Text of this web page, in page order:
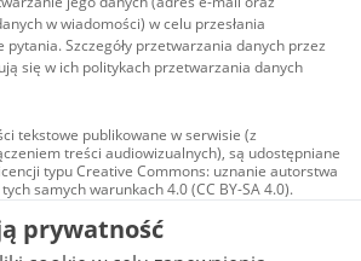
w wiadomości) w celu przesłania
pytania. Szczegóły przetwarzania danych przez
się w ich politykach przetwarzania danych
tekstowe publikowane w serwisie (z
treści audiowizualnych), są udostępniane
typu Creative Commons: uznanie autorstwa
samych warunkach 4.0 (CC BY-SA 4.0).
audiowizualne, w tym zdjęcia, materiały
i wideo, są udostępniane na licencji typu
Commons: uznanie autorstwa użycie
prywatność